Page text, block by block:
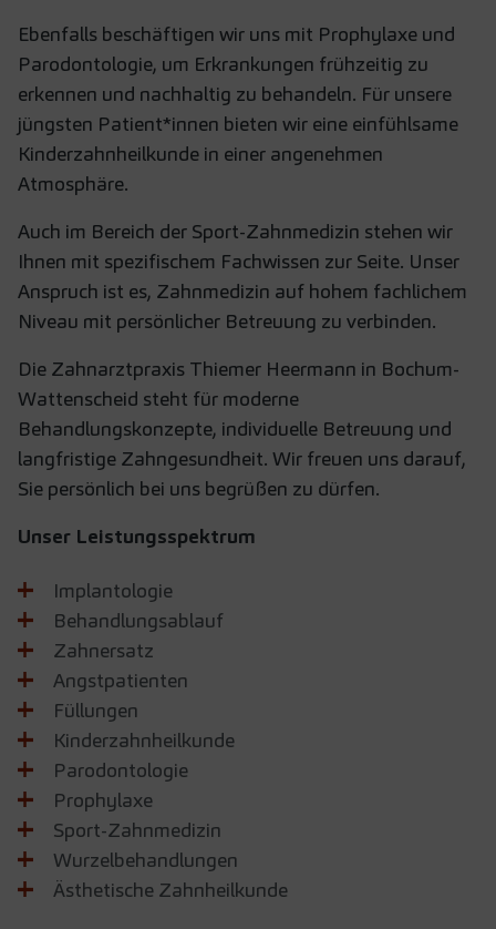
Ebenfalls beschäftigen wir uns mit Prophylaxe und
Parodontologie, um Erkrankungen frühzeitig zu
erkennen und nachhaltig zu behandeln. Für unsere
jüngsten Patient*innen bieten wir eine einfühlsame
Kinderzahnheilkunde in einer angenehmen
Atmosphäre.
Auch im Bereich der Sport-Zahnmedizin stehen wir
Ihnen mit spezifischem Fachwissen zur Seite. Unser
Anspruch ist es, Zahnmedizin auf hohem fachlichem
Niveau mit persönlicher Betreuung zu verbinden.
Die Zahnarztpraxis Thiemer Heermann in Bochum-
Wattenscheid steht für moderne
Behandlungskonzepte, individuelle Betreuung und
langfristige Zahngesundheit. Wir freuen uns darauf,
Sie persönlich bei uns begrüßen zu dürfen.
Unser Leistungsspektrum
Implantologie
Behandlungsablauf
Zahnersatz
Angstpatienten
Füllungen
Kinderzahnheilkunde
Parodontologie
Prophylaxe
Sport-Zahnmedizin
Wurzelbehandlungen
Ästhetische Zahnheilkunde